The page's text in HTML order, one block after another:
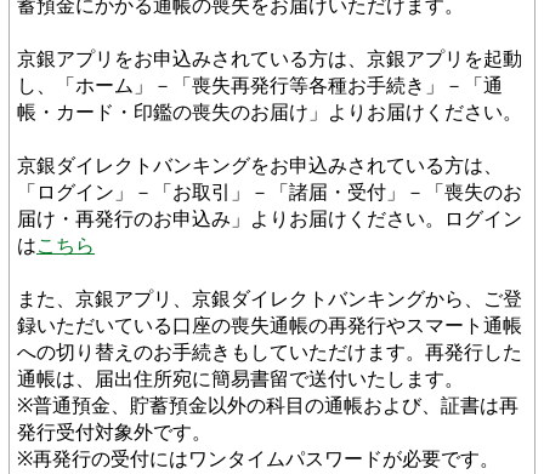
蓄預金にかかる通帳の喪失をお届けいただけます。
京銀アプリをお申込みされている方は、京銀アプリを起動
し、「ホーム」－「喪失再発行等各種お手続き」－「通
帳・カード・印鑑の喪失のお届け」よりお届けください。
京銀ダイレクトバンキングをお申込みされている方は、
「ログイン」－「お取引」－「諸届・受付」－「喪失のお
届け・再発行のお申込み」よりお届けください。ログイン
はこちら
また、京銀アプリ、京銀ダイレクトバンキングから、ご登
録いただいている口座の喪失通帳の再発行やスマート通帳
への切り替えのお手続きもしていただけます。再発行した
通帳は、届出住所宛に簡易書留で送付いたします。
※普通預金、貯蓄預金以外の科目の通帳および、証書は再
発行受付対象外です。
※再発行の受付にはワンタイムパスワードが必要です。